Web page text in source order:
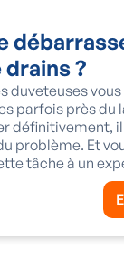
?
duveteuses vous
parfois près du
définitivement,
problème. Et
tâche à un